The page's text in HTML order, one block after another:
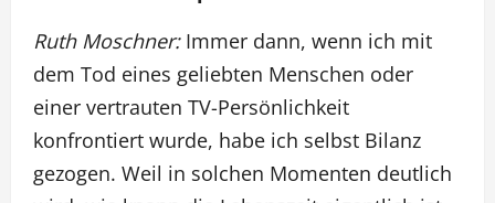
Ruth Moschner:Immer dann, wenn ich mit
dem Tod eines geliebten Menschen oder
einer vertrauten TV-Persönlichkeit
konfrontiert wurde, habe ich selbst Bilanz
gezogen. Weil in solchen Momenten deutlich